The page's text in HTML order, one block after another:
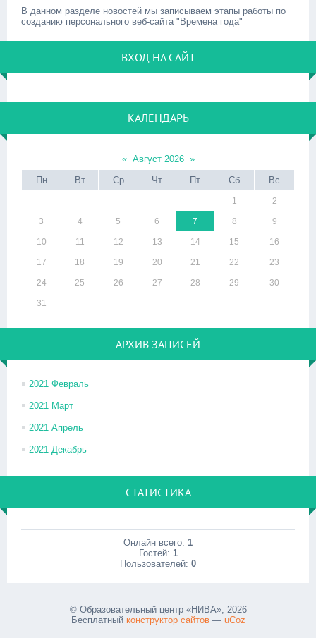
В данном разделе новостей мы записываем этапы работы по
созданию персонального веб-сайта "Времена года"
ВХОД НА САЙТ
КАЛЕНДАРЬ
« Август 2026 »
Пн
Вт Ср Чт Пт Сб Вс
1 2
3 4 5 6 7 8 9
10 11 12 13 14 15 16
17 18 19 20 21 22 23
24 25 26 27 28 29 30
31
АРХИВ ЗАПИСЕЙ
2021 Февраль
2021 Март
2021 Апрель
2021 Декабрь
СТАТИСТИКА
Онлайн всего: 1
Гостей: 1
Пользователей: 0
© Образовательный центр «НИВА», 2026
Бесплатный конструктор сайтов— uCoz